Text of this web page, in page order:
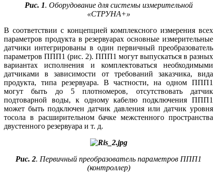
Рис. 1. Оборудование для системы измерительной
«СТРУНА+»
В соответствии с концепцией комплексного измерения всех
параметров продукта в резервуарах основные измерительные
датчики интегрированы в один первичный преобразователь
параметров ППП1 (рис. 2). ППП1 могут выпускаться в разных
вариантах исполнения и комплектоваться необходимыми
датчиками в зависимости от требований заказчика, ви­да
продукта, ти­па резервуара. В частности, на одном ППП1
могут быть до 5 плотномеров, отсутствовать датчик
подтоварной во­ды, к одному кабелю подключения ППП1
может быть подключен датчик давления или датчик уровня
тосола в расширительном бачке межстенного пространства
двустенного резервуара и т. д.
Рис. 2. Первичный преобразователь параметров ППП1
(контроллер)